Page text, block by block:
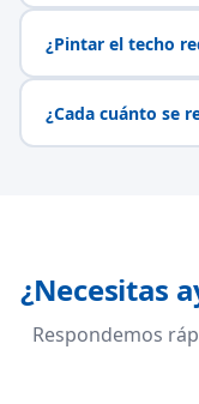
¿Pintar el techo
¿Cada cuánto se
¿Necesitas
Respondemos